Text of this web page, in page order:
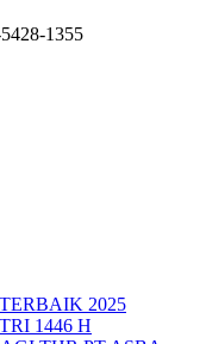
1355
2025
1446 H